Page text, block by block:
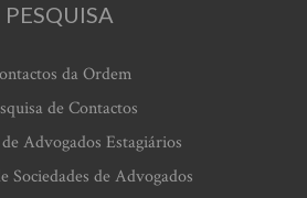
PESQUISA
da Ordem
de Contactos
Advogados Estagiários
Sociedades de Advogados